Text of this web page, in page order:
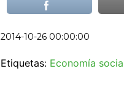
2014-10-26 00:00:00
Etiquetas: Economía